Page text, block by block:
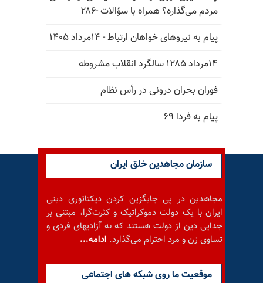
مردم می‌گذاره؟ همراه با سؤالات -۲۸۶
پیام به نیروهای خواهان ارتباط - ۱۴مرداد ۱۴۰۵
۱۴مرداد ۱۲۸۵ سالگرد انقلاب مشروطه
فوران بحران درونی در رأس نظام
پیام به فردا ۶۹
سازمان مجاهدین خلق ایران
مجاهدین در پی جایگزین کردن دیکتاتوری دینی
ایران با یک دولت دموکراتیک و کثرت‌گرا، مبتنی بر
جدایی دین از دولت هستند که به آزادیهای فردی و
تساوی زن و مرد احترام می‌گذارد. ادامه...
موقعيت ما روى شبكه هاى اجتماعى